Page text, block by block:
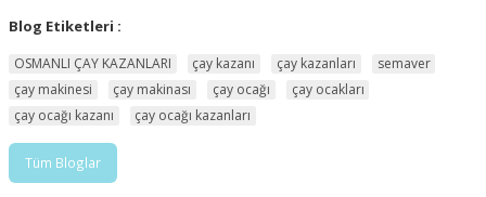
Blog Etiketleri :
OSMANLI ÇAY KAZANLARI çay kazanı çay kazanları
semaver
çay makinesi
çay makinası çay ocağı
çay ocakları
çay ocağı kazanı
çay ocağı kazanları
Tüm Bloglar